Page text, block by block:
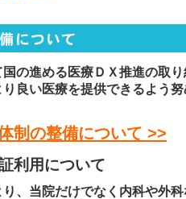
の進める医療ＤＸ推進の取
良い医療を提供できるよう
制の整備について >>
利用について
、当院だけでなく内科や外